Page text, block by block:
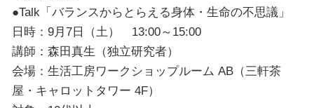
●Talk「バランスからとらえる身体・生命の不思議」
日時：9月7日（土） 13:00～15:00
講師：森田真生（独立研究者）
会場：生活工房ワークショップルーム AB（三軒茶
屋・キャロットタワー 4F）